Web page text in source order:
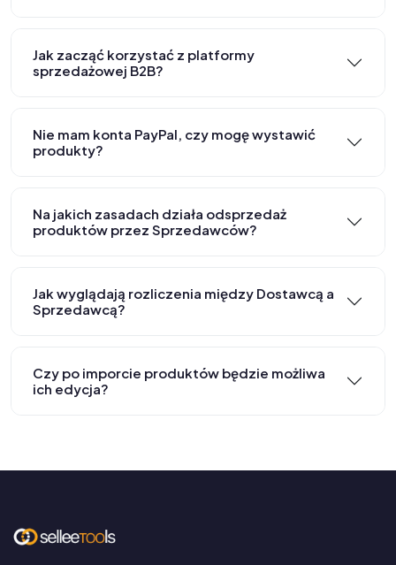
Jak zacząć korzystać z platformy
sprzedażowej B2B?
Nie mam konta PayPal, czy mogę wystawić
produkty?
Na jakich zasadach działa odsprzedaż
produktów przez Sprzedawców?
Jak wyglądają rozliczenia między Dostawcą a
Sprzedawcą?
Czy po imporcie produktów będzie możliwa
ich edycja?